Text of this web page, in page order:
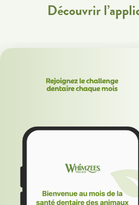
Découvrir